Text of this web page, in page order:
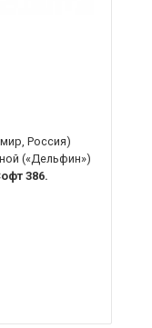
Россия)
(«Дельфин»)
386.